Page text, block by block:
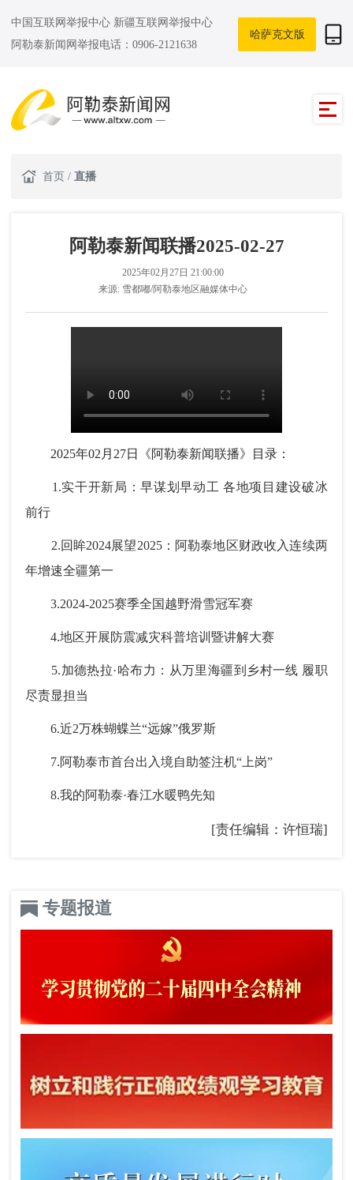
中国互联网举报中心 新疆互联网举报中心
阿勒泰新闻网举报电话：0906-2121638
哈萨克文版
首页 / 直播
阿勒泰新闻联播2025-02-27
2025年02月27日 21:00:00
来源: 雪都嘟/阿勒泰地区融媒体中心
2025年02月27日《阿勒泰新闻联播》目录：
1.实干开新局：早谋划早动工 各地项目建设破冰
前行
2.回眸2024展望2025：阿勒泰地区财政收入连续两
年增速全疆第一
3.2024-2025赛季全国越野滑雪冠军赛
4.地区开展防震减灾科普培训暨讲解大赛
5.加德热拉·哈布力：从万里海疆到乡村一线 履职
尽责显担当
6.近2万株蝴蝶兰“远嫁”俄罗斯
7.阿勒泰市首台出入境自助签注机“上岗”
8.我的阿勒泰·春江水暖鸭先知
[责任编辑：许恒瑞]
专题报道